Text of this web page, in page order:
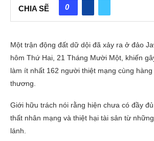
CHIA SẼ 0
Một trận động đất dữ dội đã xảy ra ở đảo
hôm Thứ Hai, 21 Tháng Mười Một, khiến
làm ít nhất 162 người thiệt mạng cùng
thương.
Giới hữu trách nói rằng hiện chưa có đầy
thất nhân mạng và thiệt hại tài sản từ
lánh.